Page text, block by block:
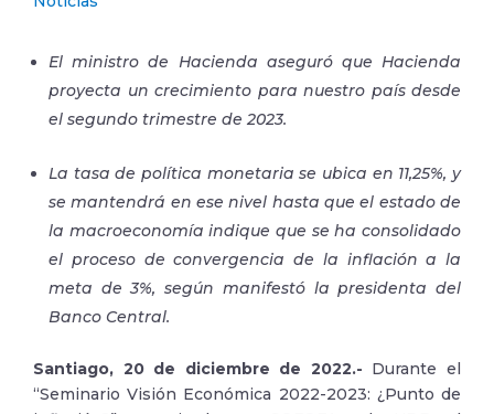
El ministro de Hacienda aseguró que Hacienda
proyecta un crecimiento para nuestro país desde
el segundo trimestre de 2023.
La tasa de política monetaria se ubica en 11,25%, y
se mantendrá en ese nivel hasta que el estado de
la macroeconomía indique que se ha consolidado
el proceso de convergencia de la inflación a la
meta de 3%, según manifestó la presidenta del
Banco Central.
Santiago, 20 de diciembre de 2022.- Durante el
“Seminario Visión Económica 2022-2023: ¿Punto de